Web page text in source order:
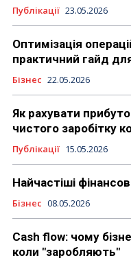
Публікації 23.05.2026
Оптимізація
практичний гайд
Бізнес 22.05.2026
Як рахувати
чистого заробітку
Публікації 15.05.2026
Найчастіші
Бізнес 08.05.2026
Cash flow: чому
коли "заробляють"